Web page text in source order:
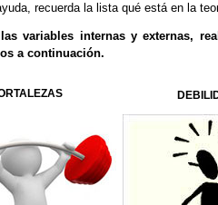
recuerda la lista qué está en la
variables internas y externas,
a continuación.